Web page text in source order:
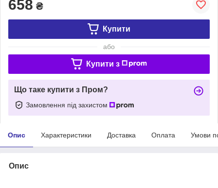
658 ₴
Купити
або
Купити з
Що таке купити з Пром?
Замовлення під захистом
Опис Характеристики Доставка Оплата Умови
Опис